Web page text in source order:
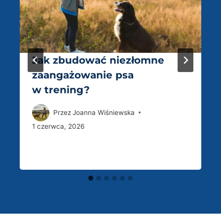
Jak zbudować niezłomne
zaangażowanie psa
w trening?
PrzezJoanna Wiśniewska
1 czerwca, 2026